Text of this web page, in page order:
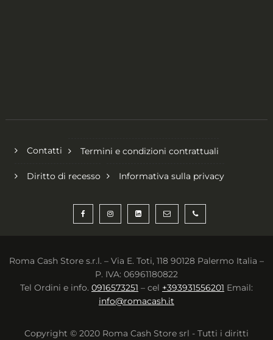
Contatti Termini e condizioni contrattuali
Diritto di recesso Informativa sulla privacy
Roma Cash Store s.r.l. – Via E. Toti, 118 90128 Palermo Italia –
P. IVA: 06961180822
Tel Ordini e info. 0916573251 – cel +393931556201 Email:
info@romacash.it
Copyright © 2020 Roma Cash Store srl - Tutti i diritti